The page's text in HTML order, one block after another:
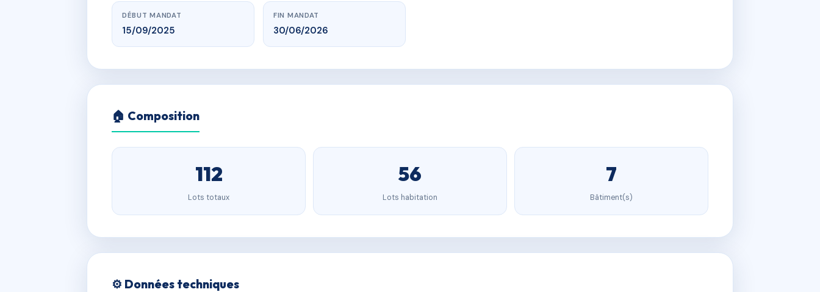
DÉBUT MANDAT
15/09/2025
FIN MANDAT
30/06/2026
🏠 Composition
112
Lots totaux
56
Lots habitation
7
Bâtiment(s)
⚙️ Données techniques